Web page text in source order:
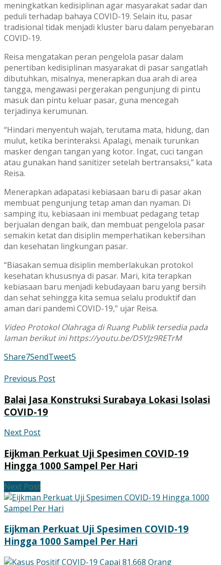
meningkatkan kedisiplinan agar masyarakat sadar dan
peduli terhadap bahaya COVID-19. Selain itu, pasar
tradisional tidak menjadi kluster baru dalam penyebaran
COVID-19.
Reisa mengatakan peran pengelola pasar dalam
penertiban kedisiplinan masyarakat di pasar sangatlah
dibutuhkan, misalnya, menerapkan dua arah di area
tangga, mengawasi pergerakan pengunjung di pintu
masuk dan pintu keluar pasar, guna mencegah
terjadinya kerumunan.
“Hindari menyentuh wajah, terutama mata, hidung, dan
mulut, ketika berinteraksi. Apalagi, menaik turunkan
masker dengan tangan yang kotor. Ingat, cuci tangan
atau gunakan hand sanitizer setelah bertransaksi,” kata
Reisa.
Menerapkan adapatasi kebiasaan baru di pasar akan
membuat pengunjung tetap aman dan nyaman. Di
samping itu, kebiasaan ini membuat pedagang tetap
berjualan dengan baik, dan membuat pengelola pasar
semakin ketat dan disiplin memperhatikan kebersihan
dan kesehatan lingkungan pasar.
“Biasakan semua disiplin memberlakukan protokol
kesehatan khususnya di pasar. Mari, kita terapkan
kebiasaan baru menjadi kebudayaan baru yang bersih
dan sehat sehingga kita semua selalu produktif dan
aman dari pandemi COVID-19,” ujar Reisa.
Video Protokol Olahraga di Ruang Publik tersedia pada
laman berikut ini https://youtu.be/D5YJz9RETrM
Share7SendTweet5
Previous Post
Balai Jasa Konstruksi Surabaya Lokasi Isolasi
COVID-19
Next Post
Eijkman Perkuat Uji Spesimen COVID-19
Hingga 1000 Sampel Per Hari
Next Post
Eijkman Perkuat Uji Spesimen COVID-19
Hingga 1000 Sampel Per Hari